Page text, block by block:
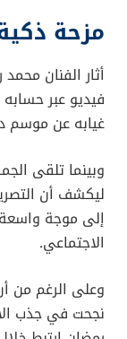
مزحة
أثار الفنان
فيديو عبر
غيابه عن موسم
وبينما تلقى
ليكشف أن
إلى موجة واسعة
الاجتماعي.
وعلى الرغم من
نجحت في جذب